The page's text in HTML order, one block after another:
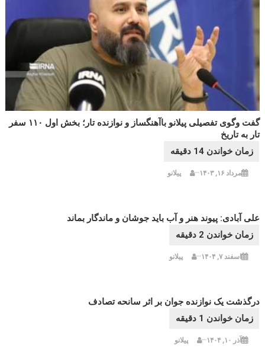
گفت وگوی تفصیلی پیلانو باآهنگساز و نوازنده تار؛ بخش اول ۱۱۰ سفر
تار به تاریخ
مرداد ۱۶, ۱۴۰۳ پیلانو
علی آبادی: پیوند هنر و آب باید جوشان و ماندگار بماند
اسفند ۷, ۱۴۰۴ پیلانو
درگذشت یک نوازنده جوان بر اثر سانحه تصادف
آذر ۱۰, ۱۴۰۴ پیلانو